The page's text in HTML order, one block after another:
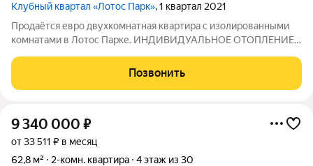
Клубный квартал «Лотос Парк», 1 квартал 2021
Продаётся евро двухкомнатная квартира с изолированными
комнатами в Лотос Парке. ИНДИВИДУАЛЬНОЕ ОТОПЛЕНИЕ!
солнечную сторону. Внутри предусмотрены панорамные окна,
которые добавляют света и
Позвонить
9 340 000 ₽
от 33 511 ₽ в месяц
62,8 м²
2-комн. квартира 4 этаж из 30